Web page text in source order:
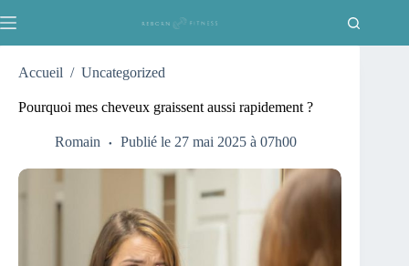
au
Accueil / Uncategorized
Pourquoi mes cheveux graissent aussi rapidement ?
Romain Publié le 27 mai 2025 à 07h00